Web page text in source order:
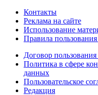
Контакты
Реклама на сайте
Использование
Правила
Договор
Политика в сфере
данных
Пользовательское
Редакция